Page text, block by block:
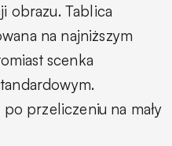
obrazu. Tablica
na najniższym
scenka
przeliczeniu na mały